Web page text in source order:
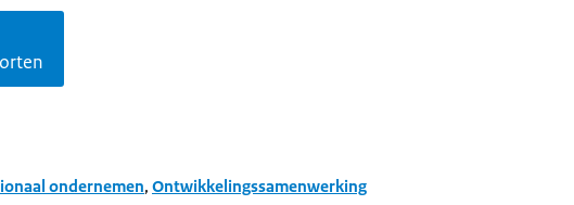
ondernemen, Ontwikkelingssamenwerking